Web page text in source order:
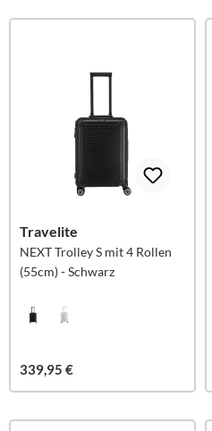
Travelite
NEXT Trolley S mit 4 Rollen
(55cm) - Schwarz
339,95 €